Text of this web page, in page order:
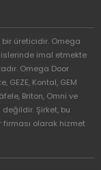
üreticidir. Omega
imal etmekte
Omega Door
GEZE, Kontal, GEM
Briton, Omni ve
değildir. Şirket, bu
firması olarak hizmet